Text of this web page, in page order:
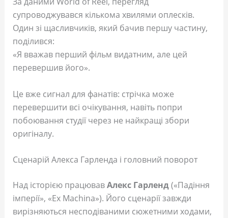
супроводжувався кількома хвилями оплесків.
Один зі щасливчиків, який бачив першу частину,
поділився:
«Я вважав перший фільм видатним, але цей
перевершив його».
Це вже сигнал для фанатів: стрічка може
перевершити всі очікування, навіть попри
побоювання студії через не найкращі збори
оригіналу.
Сценарій Алекса Гарленда і головний поворот
Над історією працювавАлекс Гарленд(«Падіння
імперії», «Ex Machina»). Його сценарії завжди
вирізняються несподіваними сюжетними ходами,